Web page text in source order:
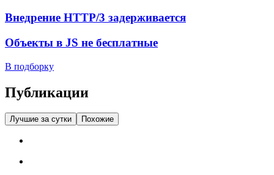
Внедрение HTTP/3 задерживается
Объекты в JS не бесплатные
В подборку
Публикации
Лучшие за сутки Похожие